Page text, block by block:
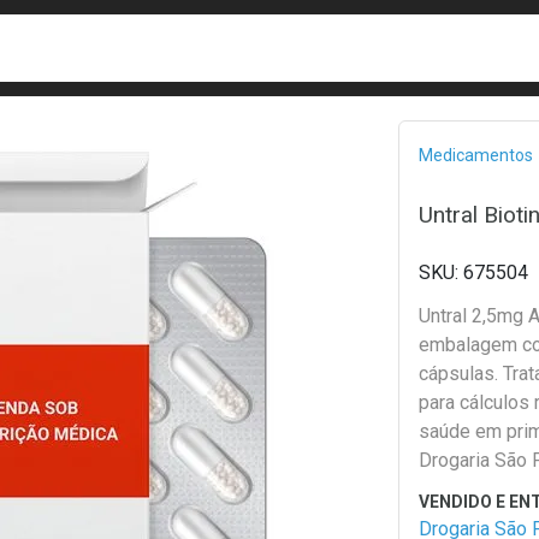
Medicamentos
Untral
675504
Untral 2,5mg
embalagem
cápsulas.
para cálculos
saúde em
Drogaria São
Drogaria São